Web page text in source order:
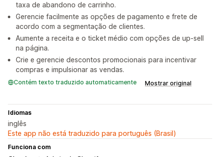
taxa de abandono de carrinho.
Gerencie facilmente as opções de pagamento e frete de
acordo com a segmentação de clientes.
Aumente a receita e o ticket médio com opções de up-sell
na página.
Crie e gerencie descontos promocionais para incentivar
compras e impulsionar as vendas.
Contém texto traduzido automaticamente Mostrar original
Idiomas
inglês
Este app não está traduzido para português (Brasil)
Funciona com